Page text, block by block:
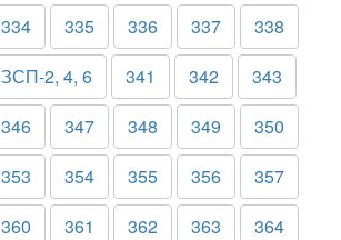
334 335 336 337
338
ЗСП-2, 4, 6 341 342
343
346 347 348 349
350
353 354 355 356
357
360 361 362 363
364